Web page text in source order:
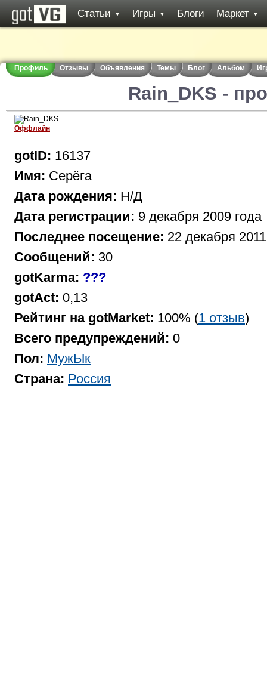
Статьи ▼ Игры ▼ Блоги Маркет ▼
Профиль Отзывы Объявления Темы Блог Альбом
Rain_DKS -
Оффлайн
gotID: 16137
Имя: Серёга
Дата рождения: Н/Д
Дата регистрации: 9 декабря 2009 года
Последнее посещение: 22 декабря
Сообщений: 30
gotKarma: ???
gotAct: 0,13
Рейтинг на gotMarket: 100% (1 отзыв)
Всего предупреждений: 0
Пол: МужЫк
Страна: Россия